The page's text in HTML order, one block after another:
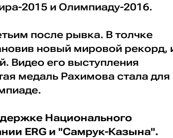
2015 и Олимпиаду-2016.
после рывка. В толчке
новый мировой рекорд,
Видео его выступления
медаль Рахимова стала для
Национального
ERG и "Самрук-Казына".